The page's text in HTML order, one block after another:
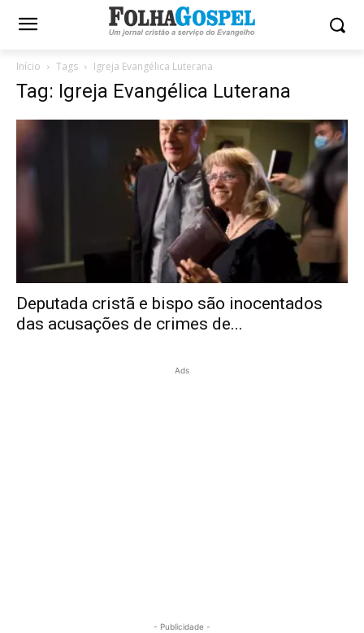
Início Tags Igreja Evangélica Luterana
Tag: Igreja Evangélica Luterana
Deputada cristã e bispo são inocentados
das acusações de crimes de...
Ads
- Publicidade -